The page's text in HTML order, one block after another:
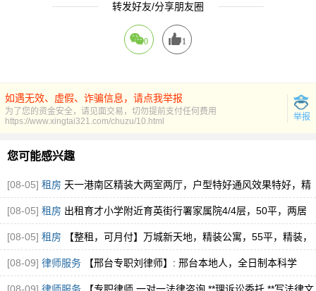
转发好友/分享朋友圈
0 1
如遇无效、虚假、诈骗信息，请点我举报
为了您的资金安全，请见面交易，切勿提前支付任何费用
举报
https://www.xingtai321.com/chuzu/10.html
您可能感兴趣
[08-05] 租房 天一港南区精装大两室两厅，户型特好通风效果特好，精
装大气档次
[08-05] 租房 出租育才小学附近育英街行署家属院4/4层，50平，两居
室，精
[08-05] 租房 【整租，可月付】万城新天地，精装公寓，55平，精装，
空调洗衣
[08-09] 律师服务 【邢台专职刘律师】: 邢台本地人，全日制本科学
历，法学专业科